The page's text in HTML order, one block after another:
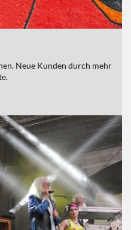
Neue Kunden durch mehr